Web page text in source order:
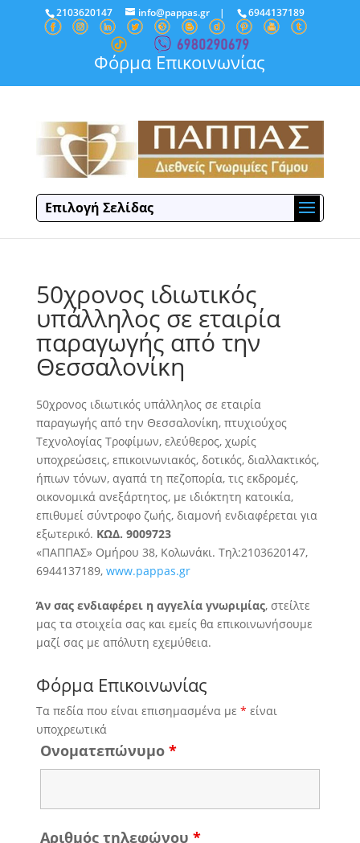
2103620147 info@pappas.gr| 6944137189
Φόρμα Επικοινωνίας
Επιλογή Σελίδας
50χρονος ιδιωτικός
υπάλληλος σε εταιρία
παραγωγής από την
Θεσσαλονίκη
50χρονος ιδιωτικός υπάλληλος σε εταιρία
παραγωγής από την Θεσσαλονίκη, πτυχιούχος
Τεχνολογίας Τροφίμων, ελεύθερος, χωρίς
υποχρεώσεις, επικοινωνιακός, δοτικός, διαλλακτικός,
ήπιων τόνων, αγαπά τη πεζοπορία, τις εκδρομές,
οικονομικά ανεξάρτητος, με ιδιόκτητη κατοικία,
επιθυμεί σύντροφο ζωής, διαμονή ενδιαφέρεται για
εξωτερικό. ΚΩΔ. 9009723
«ΠΑΠΠΑΣ» Ομήρου 38, Κολωνάκι. Τηλ:2103620147,
6944137189, www.pappas.gr
Άν σας ενδιαφέρει η αγγελία γνωριμίας, στείλτε
μας τα στοιχεία σας και εμείς θα επικοινωνήσουμε
μαζί σας με απόλυτη εχεμύθεια.
Φόρμα Επικοινωνίας
Τα πεδία που είναι επισημασμένα με * είναι
υποχρεωτικά
Ονοματεπώνυμο *
Αριθμός τηλεφώνου *